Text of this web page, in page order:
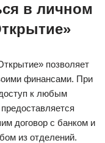
в личном
позволяет
финансами. При
к любым
договор с банком и
из отделений.